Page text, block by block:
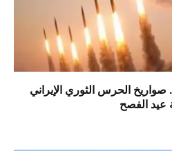
الحرس الثوري الإيراني
عيد الفصح